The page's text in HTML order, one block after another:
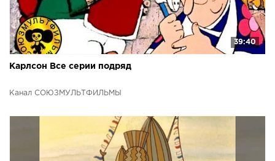
39:40
Карлсон Все серии подряд
Канал СОЮЗМУЛЬТФИЛЬМЫ